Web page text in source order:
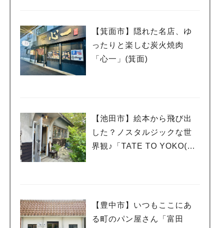
【箕面市】隠れた名店、ゆ
ったりと楽しむ炭火焼肉
「心一」(箕面)
【池田市】絵本から飛び出
した？ノスタルジックな世
界観♪「TATE TO YOKO(た
【豊中市】いつもここにあ
る町のパン屋さん「富田